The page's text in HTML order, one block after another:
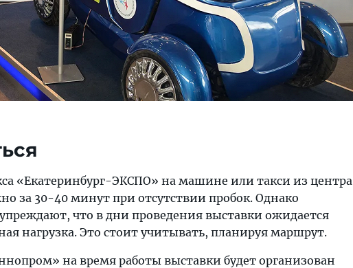
«Екатеринбург-ЭКСПО» на машине или такси из центра
за 30-40 минут при отсутствии пробок. Однако
что в дни проведения выставки ожидается
нагрузка. Это стоит учитывать, планируя маршрут.
на время работы выставки будет организован